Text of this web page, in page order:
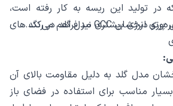
در تولید این ریسه به کار رفته است،
انرژی بیشتری نیز فراهم می‌کند.
کاربردهای ریسه وایرلس پرتو درخشان GCC مدل گلد در رنگ های
مدل گلد به دلیل مقاومت بالای آن
مناسب برای استفاده در فضای باز